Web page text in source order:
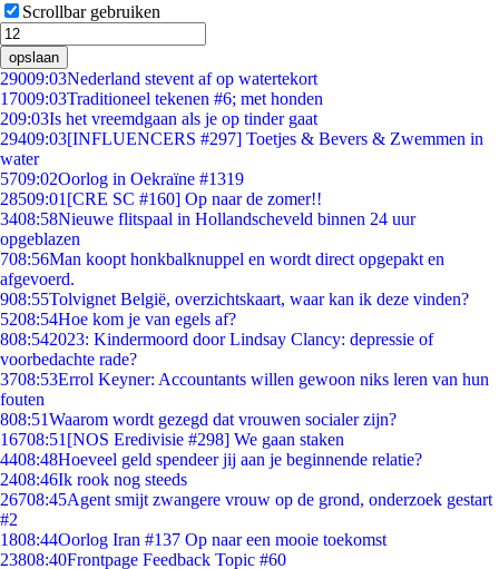
Scrollbar gebruiken
opslaan
29009:03Nederland stevent af op watertekort
17009:03Traditioneel tekenen #6; met honden
209:03Is het vreemdgaan als je op tinder gaat
29409:03[INFLUENCERS #297] Toetjes & Bevers & Zwemmen in
water
5709:02Oorlog in Oekraïne #1319
28509:01 [CRE SC #160] Op naar de zomer!!
3408:58Nieuwe flitspaal in Hollandscheveld binnen 24 uur
opgeblazen
708:56Man koopt honkbalknuppel en wordt direct opgepakt en
afgevoerd.
908:55Tolvignet België, overzichtskaart, waar kan ik deze vinden?
5208:54Hoe kom je van egels af?
808:542023: Kindermoord door Lindsay Clancy: depressie of
voorbedachte rade?
3708:53Errol Keyner: Accountants willen gewoon niks leren van hun
fouten
808:51Waarom wordt gezegd dat vrouwen socialer zijn?
16708:51 [NOS Eredivisie #298] We gaan staken
4408:48Hoeveel geld spendeer jij aan je beginnende relatie?
2408:46Ik rook nog steeds
26708:45Agent smijt zwangere vrouw op de grond, onderzoek gestart
#2
1808:44Oorlog Iran #137 Op naar een mooie toekomst
23808:40Frontpage Feedback Topic #60